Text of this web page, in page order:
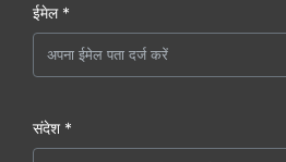
ईमेल *
संदेश *